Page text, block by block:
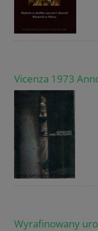
Vicenza 1973
Wyrafinowany